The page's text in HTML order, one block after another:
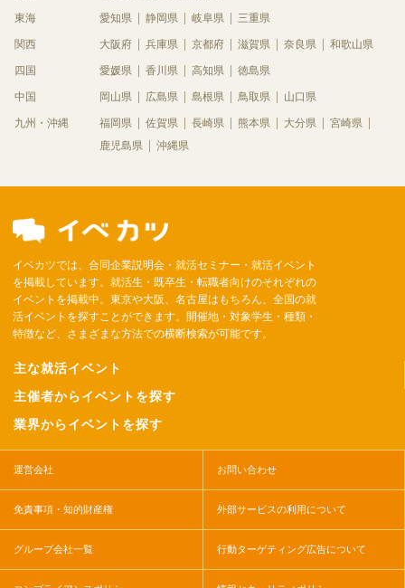
東海 愛知県 静岡県 岐阜県 三重県
関西 大阪府 兵庫県 京都府 滋賀県 奈良県 和歌山県
四国 愛媛県 香川県 高知県 徳島県
中国 岡山県 広島県 島根県 鳥取県 山口県
九州・沖縄 福岡県 佐賀県 長崎県 熊本県 大分県
宮崎県
鹿児島県
沖縄県
イベカツでは、合同企業説明会・就活セミナー・就活イベント
を掲載しています。就活生・既卒生・転職者向けのそれぞれの
イベントを掲載中。東京や大阪、名古屋はもちろん、全国の就
活イベントを探すことができます。開催地・対象学生・種類・
特徴など、さまざまな方法での横断検索が可能です。
主な就活イベント
主催者からイベントを探す
業界からイベントを探す
運営会社 お問い合わせ
免責事項・知的財産権 外部サービスの利用について
グループ会社一覧 行動ターゲティング広告について